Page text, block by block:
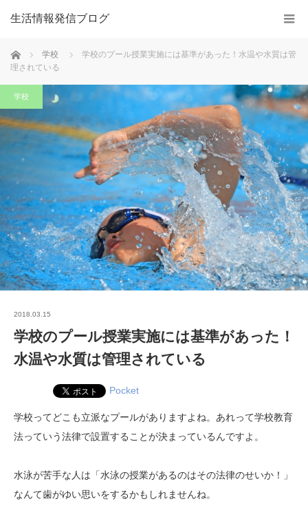
生活情報発信ブログ
ホーム 学校
学校のプール授業実施には基準があった！水温や水質は管
理されている
学校
2018.03.15
学校のプール授業実施には基準があった！
水温や水質は管理されている
Pocket
学校ってどこも立派なプールがありますよね。あれって学校教育
法っていう法律で設置することが決まっているんですよ。
水泳が苦手な人は「水泳の授業があるのはその法律のせいか！」
なんて歯がゆい思いをするかもしれませんね。